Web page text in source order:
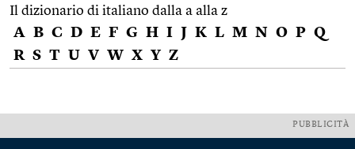
Il dizionario di italiano dalla a alla z
A B C D E F G H I J K L M N O P Q
R S T U V W X Y Z
PUBBLICITÀ